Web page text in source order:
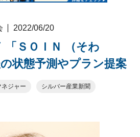
2022/06/20
「ＳＯＩＮ （そわ
状態予測やプラン提案
ジャー シルバー産業新聞